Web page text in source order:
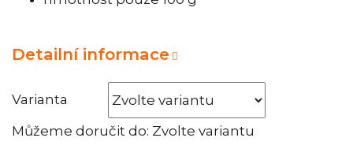
Varianta
Můžeme doručit do: Zvolte variantu
Detailní informace